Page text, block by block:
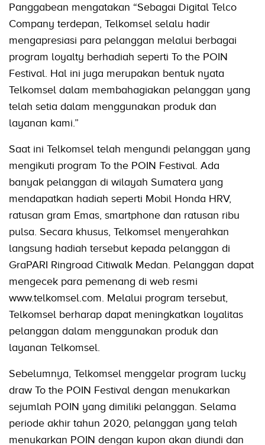
Panggabean mengatakan “Sebagai Digital Telco
Company terdepan, Telkomsel selalu hadir
mengapresiasi para pelanggan melalui berbagai
program loyalty berhadiah seperti To the POIN
Festival. Hal ini juga merupakan bentuk nyata
Telkomsel dalam membahagiakan pelanggan yang
telah setia dalam menggunakan produk dan
layanan kami.”
Saat ini Telkomsel telah mengundi pelanggan yang
mengikuti program To the POIN Festival. Ada
banyak pelanggan di wilayah Sumatera yang
mendapatkan hadiah seperti Mobil Honda HRV,
ratusan gram Emas, smartphone dan ratusan ribu
pulsa. Secara khusus, Telkomsel menyerahkan
langsung hadiah tersebut kepada pelanggan di
GraPARI Ringroad Citiwalk Medan. Pelanggan dapat
mengecek para pemenang di web resmi
www.telkomsel.com. Melalui program tersebut,
Telkomsel berharap dapat meningkatkan loyalitas
pelanggan dalam menggunakan produk dan
layanan Telkomsel.
Sebelumnya, Telkomsel menggelar program lucky
draw To the POIN Festival dengan menukarkan
sejumlah POIN yang dimiliki pelanggan. Selama
periode akhir tahun 2020, pelanggan yang telah
menukarkan POIN dengan kupon akan diundi dan